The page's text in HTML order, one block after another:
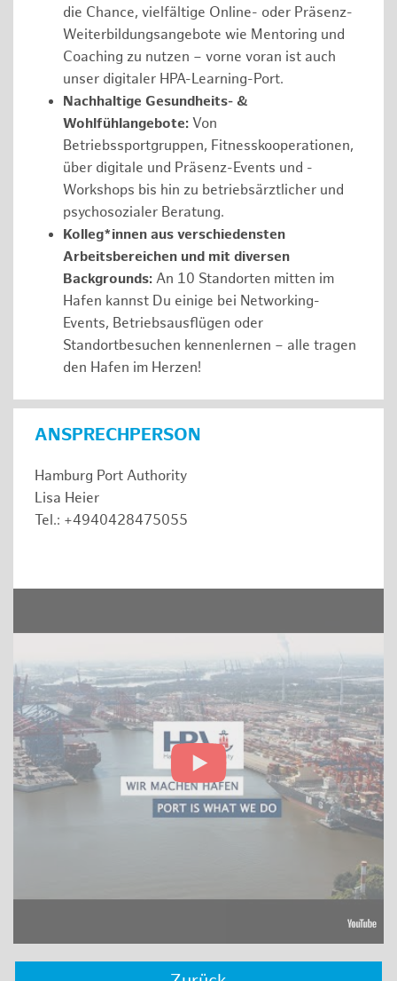
die Chance, vielfältige Online- oder Präsenz-
Weiterbildungsangebote wie Mentoring und
Coaching zu nutzen – vorne voran ist auch
unser digitaler HPA-Learning-Port.
Nachhaltige Gesundheits- &
Wohlfühlangebote: Von
Betriebssportgruppen, Fitnesskooperationen,
über digitale und Präsenz-Events und -
Workshops bis hin zu betriebsärztlicher und
psychosozialer Beratung.
Kolleg*innen aus verschiedensten
Arbeitsbereichen und mit diversen
Backgrounds: An 10 Standorten mitten im
Hafen kannst Du einige bei Networking-
Events, Betriebsausflügen oder
Standortbesuchen kennenlernen – alle tragen
den Hafen im Herzen!
ANSPRECHPERSON
Hamburg Port Authority
Lisa Heier
Tel.: +4940428475055